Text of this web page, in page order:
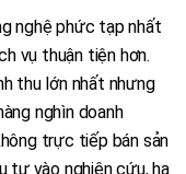
nghệ phức tạp nhất
vụ thuận tiện hơn.
thu lớn nhất nhưng
nghìn doanh
trực tiếp bán sản
tư vào nghiên cứu, hạ